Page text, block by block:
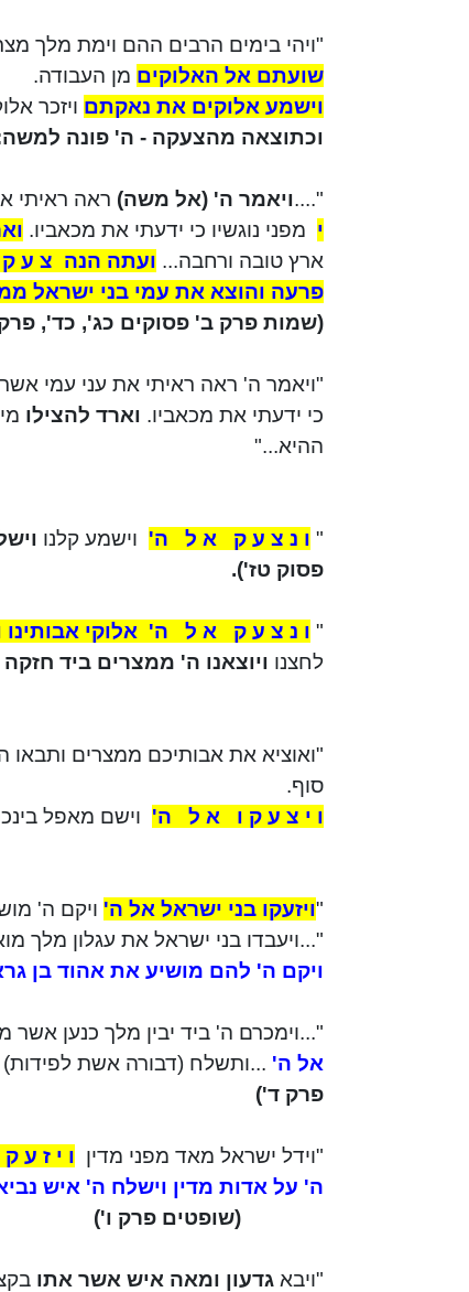
"ויהי בימים הרבים ההם וימת מלך
שועתם אל האלוקים מן העבודה.
וישמע אלוקים את נאקתם ויזכר
וכתוצאה מהצעקה - ה' פונה
"....ויאמר ה' (אל משה) ראה ראיתי
י מפני נוגשיו כי ידעתי את מכאביו.
ארץ טובה ורחבה... ועתה הנה צ ע
פרעה והוצא את עמי בני ישראל
(שמות פרק ב' פסוקים כג', כד',
"ויאמר ה' ראה ראיתי את עני עמי
כי ידעתי את מכאביו. וארד להצילו
ההיא..."
" ו נ צ ע ק א ל ה' וישמע קלנו
פסוק טז').
" ו נ צ ע ק א ל ה' אלוקי
לחצנו ויוצאנו ה' ממצרים ביד חזקה
"ואוציא את אבותיכם ממצרים ותבאו
סוף.
ו י צ ע ק ו
א ל ה' וישם מאפל
"ויזעקו בני ישראל אל ה' ויקם ה'
"...ויעבדו בני ישראל את עגלון מלך
ויקם ה' להם מושיע את אהוד בן
"...וימכרם ה' ביד יבין מלך כנען אשר
אל ה' ...ותשלח (דבורה אשת
פרק ד')
"וידל ישראל מאד מפני מדין ו י ז ע ק
ה' על אדות מדין וישלח ה' איש
(שופטים פרק ו')
"ויבא גדעון ומאה איש אשר אתו